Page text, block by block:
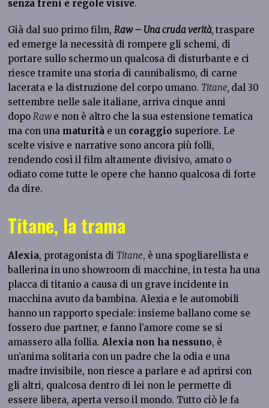
senza freni e regole visive.
Già dal suo primo film,Raw – Una cruda verità,traspare
ed emerge la necessità di rompere gli schemi, di
portare sullo schermo un qualcosa di disturbante e ci
riesce tramite una storia di cannibalismo, di carne
lacerata e la distruzione del corpo umano. Titane, dal 30
settembre nelle sale italiane, arriva cinque anni
dopoRaw e non è altro che la sua estensione tematica
ma con una maturità e un coraggio superiore. Le
scelte visive e narrative sono ancora più folli,
rendendo così il film altamente divisivo, amato o
odiato come tutte le opere che hanno qualcosa di forte
da dire.
Titane, la trama
Alexia, protagonista di Titane, è una spogliarellista e
ballerina in uno showroom di macchine, in testa ha una
placca di titanio a causa di un grave incidente in
macchina avuto da bambina. Alexia e le automobili
hanno un rapporto speciale: insieme ballano come se
fossero due partner, e fanno l’amore come se si
amassero alla follia.Alexia non ha nessuno, è
un’anima solitaria con un padre che la odia e una
madre invisibile, non riesce a parlare e ad aprirsi con
gli altri, qualcosa dentro di lei non le permette di
essere libera, aperta verso il mondo. Tutto ciò le fa